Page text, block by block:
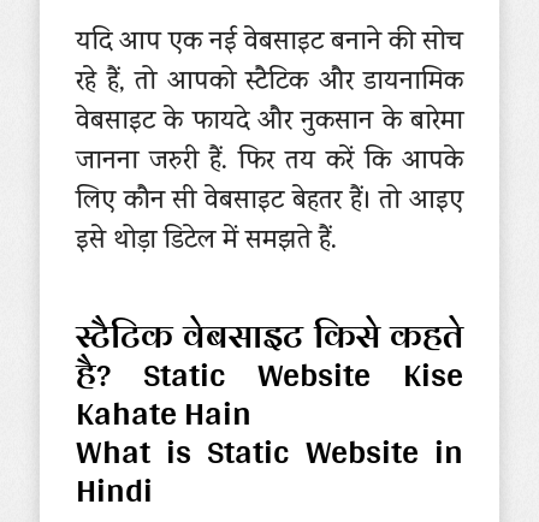
यदि आप एक नई वेबसाइट बनाने की सोच
रहे हैं, तो आपको स्टैटिक और डायनामिक
वेबसाइट के फायदे और नुकसान के बारेमा
जानना जरुरी हैं. फिर तय करें कि आपके
लिए कौन सी वेबसाइट बेहतर हैं। तो आइए
इसे थोड़ा डिटेल में समझते हैं.
स्टैटिक वेबसाइट किसे कहते
है? Static Website Kise
Kahate Hain
What is Static Website in
Hindi